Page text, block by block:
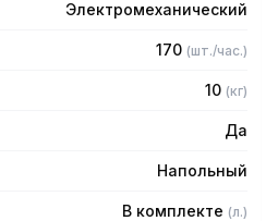
Электромеханический
170 (шт./час.)
10 (кг)
Да
Напольный
В комплекте (л.)